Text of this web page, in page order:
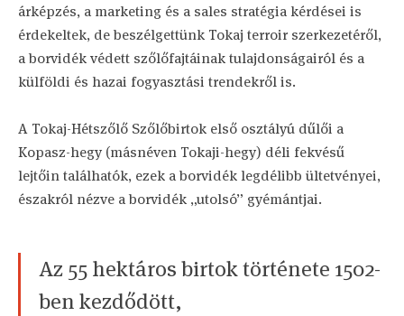
árképzés, a marketing és a sales stratégia kérdései is
érdekeltek, de beszélgettünk Tokaj terroir szerkezetéről,
a borvidék védett szőlőfajtáinak tulajdonságairól és a
külföldi és hazai fogyasztási trendekről is.
A Tokaj-Hétszőlő Szőlőbirtok első osztályú dűlői a
Kopasz-hegy (másnéven Tokaji-hegy) déli fekvésű
lejtőin találhatók, ezek a borvidék legdélibb ültetvényei,
északról nézve a borvidék „utolsó” gyémántjai.
Az 55 hektáros birtok története 1502-
ben kezdődött,